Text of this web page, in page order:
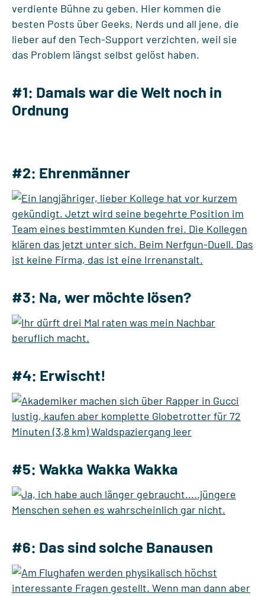
verdiente Bühne zu geben. Hier kommen die
besten Posts über Geeks, Nerds und all jene, die
lieber auf den Tech-Support verzichten, weil sie
das Problem längst selbst gelöst haben.
#1: Damals war die Welt noch in
Ordnung
#2: Ehrenmänner
#3: Na, wer möchte lösen?
#4: Erwischt!
#5: Wakka Wakka Wakka
#6: Das sind solche Banausen